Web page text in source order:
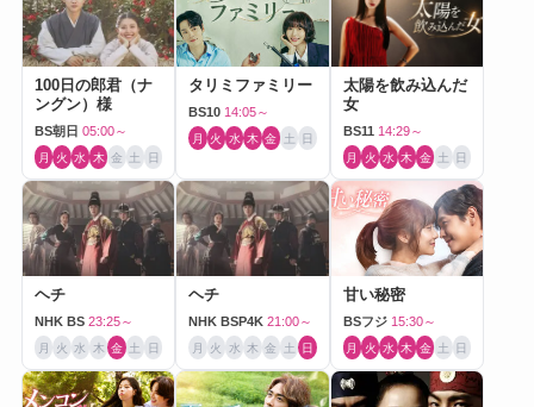
100日の郎君（ナ
ングン）様
BS朝日 05:00～
月 火 水 木 金 土 日
タリミファミリー
BS10 14:05～
月 火 水 木 金 土 日
太陽を飲み込んだ
女
BS11 14:29～
月 火 水 木 金 土 日
ヘチ
NHK BS 23:25～
月 火 水 木 金 土 日
ヘチ
NHK BSP4K 21:00～
月 火 水 木 金 土 日
甘い秘密
BSフジ 15:30～
月 火 水 木 金 土 日